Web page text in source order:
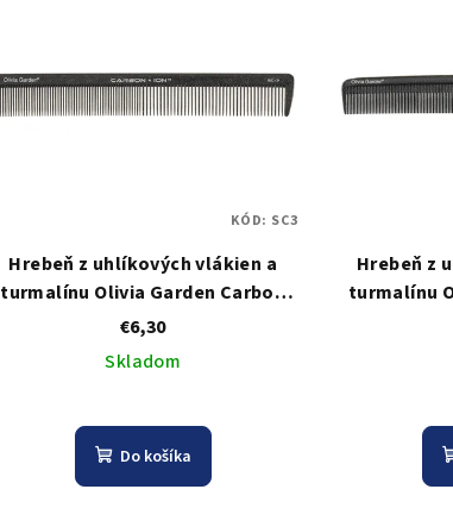
Hrebeň z uhlíkových vlákien a
turmalínu Olivia Garden Carbon
Comb SC3
€6,30
Skladom
Do košíka
KÓD: SC3
Hrebeň z
turmalínu